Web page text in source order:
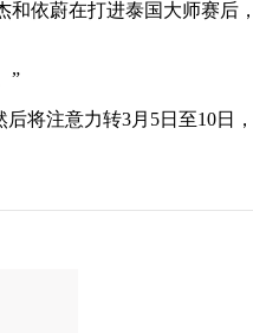
依蔚在打进泰国大师赛后
”
将注意力转3月5日至10日